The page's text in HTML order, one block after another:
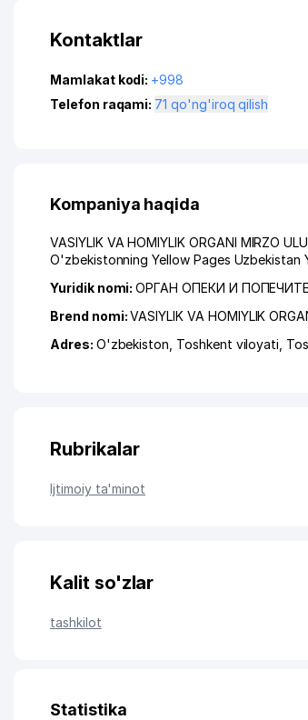
Kontaktlar
Mamlakat kodi: +998
Telefon raqami:
71 qo'ng'iroq qilish
Kompaniya haqida
VASIYLIK VA HOMIYLIK ORGANI MIRZO
O'zbekistonning Yellow Pages
Yuridik nomi:ОРГАН ОПЕКИ И
Brend nomi:VASIYLIK VA HOMIYLIK
Adres: O'zbekiston, Toshkent viloyati
Rubrikalar
Ijtimoiy ta'minot
Kalit so'zlar
tashkilot
Statistika